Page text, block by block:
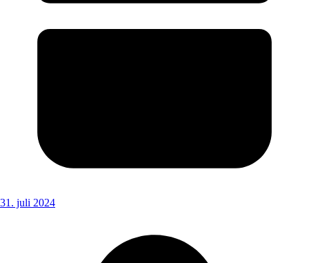
31. juli 2024